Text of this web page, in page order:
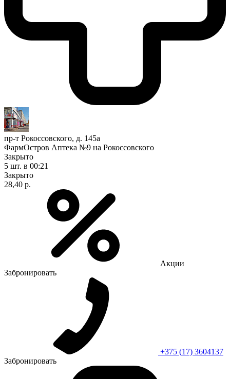
пр-т Рокоссовского, д. 145а
ФармОстров Аптека №9 на Рокоссовского
Закрыто
5 шт. в 00:21
Закрыто
28,40 р.
Акции
Забронировать
+375 (17) 3604137
Забронировать